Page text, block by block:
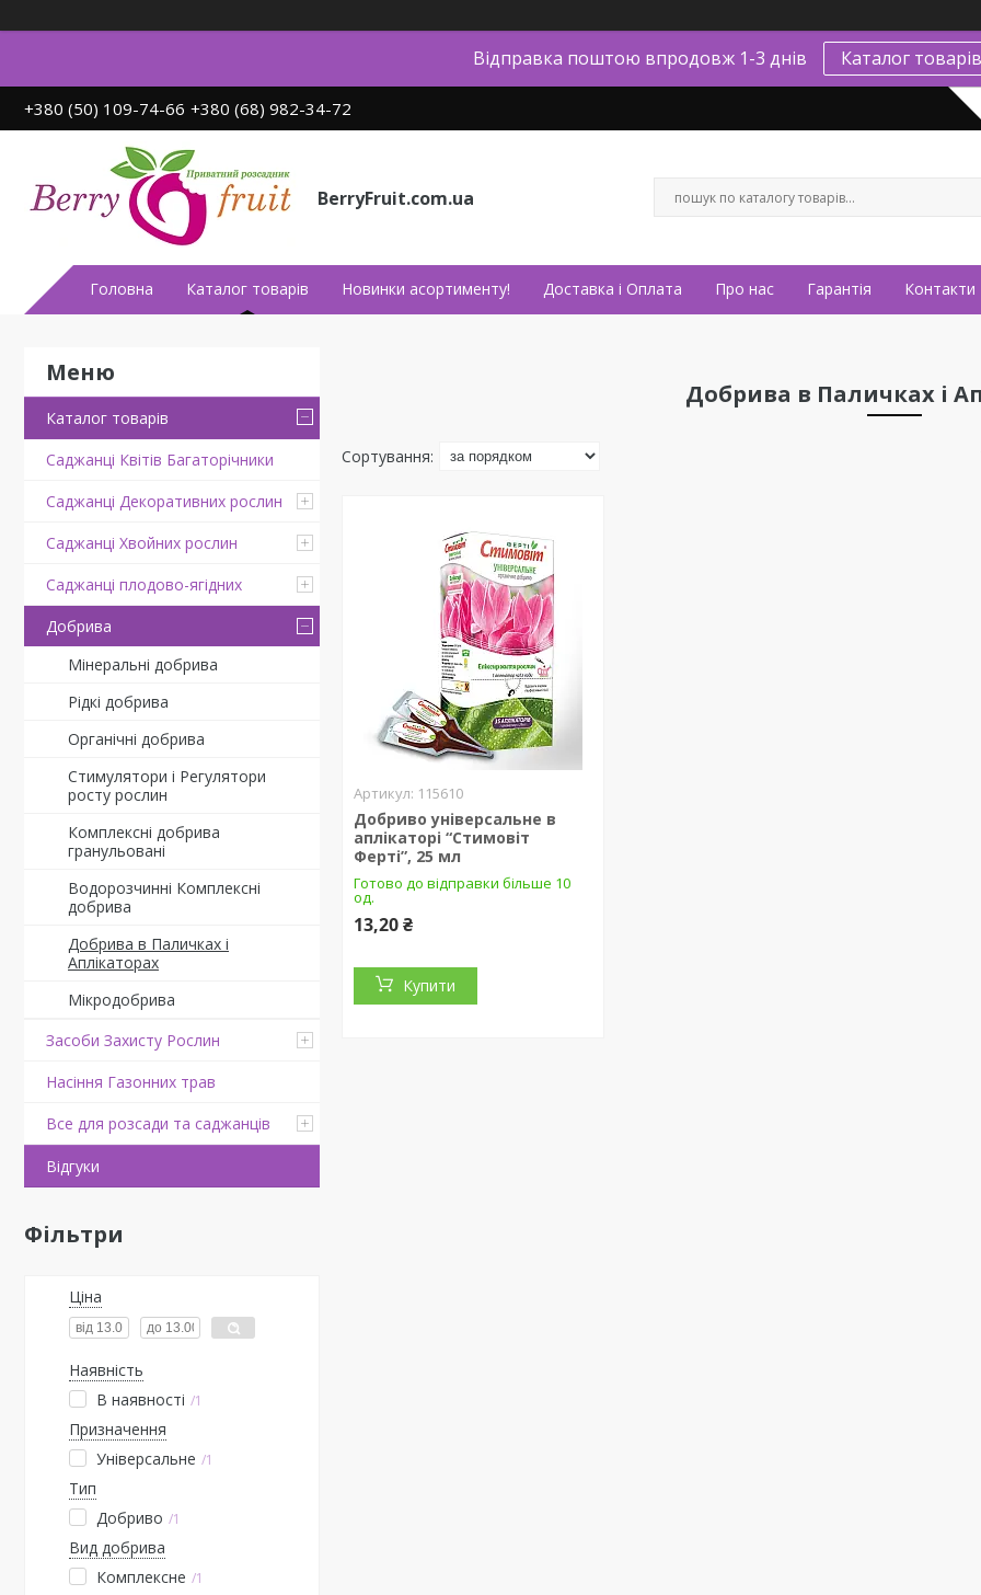
Відправка поштою впродовж 1-3 днів Каталог товарів
+380 (50) 109-74-66 +380 (68) 982-34-72
BerryFruit.com.ua
Головна Каталог товарів Новинки асортименту! Доставка і Оплата Про нас Гарантія Контакти
Каталог товарів
Саджанці Квітів Багаторічники
Саджанці Декоративних рослин
Саджанці Хвойних рослин
Саджанці плодово-ягідних
Добрива
Мінеральні добрива
Рідкі добрива
Органічні добрива
Стимулятори і Регулятори
росту рослин
Комплексні добрива
гранульовані
Водорозчинні Комплексні
добрива
Добрива в Паличках і
Аплікаторах
Мікродобрива
Засоби Захисту Рослин
Насіння Газонних трав
Все для розсади та саджанців
Відгуки
Фільтри
Ціна
Наявність
В наявності
1
Призначення
Універсальне
1
Тип
Добриво
1
Вид добрива
Комплексне
1
Добрива в Паличках і
115610
Добриво універсальне в
аплікаторі “Стимовіт
Ферті”, 25 мл
Готово до відправки більше 10
од.
13,20 ₴
Купити